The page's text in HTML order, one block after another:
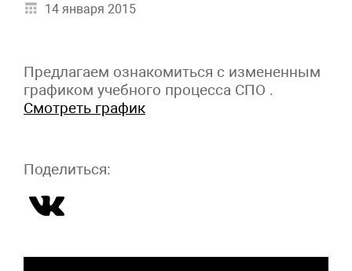
14 января 2015
Предлагаем ознакомиться с измененным
графиком учебного процесса СПО .
Смотреть график
Поделиться: